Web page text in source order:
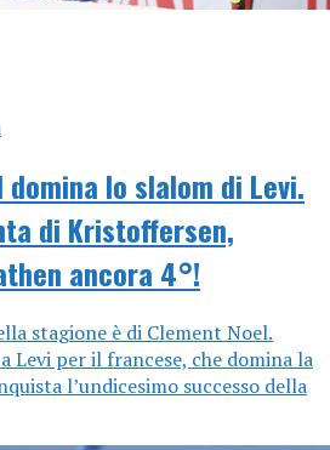
domina lo slalom di Levi.
di Kristoffersen,
ancora 4°!
stagione è di Clement Noel.
per il francese, che domina la
l’undicesimo successo della